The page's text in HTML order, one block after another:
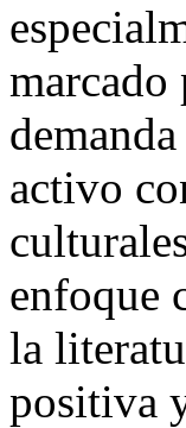
marcado
activo
enfoque
la
positiva